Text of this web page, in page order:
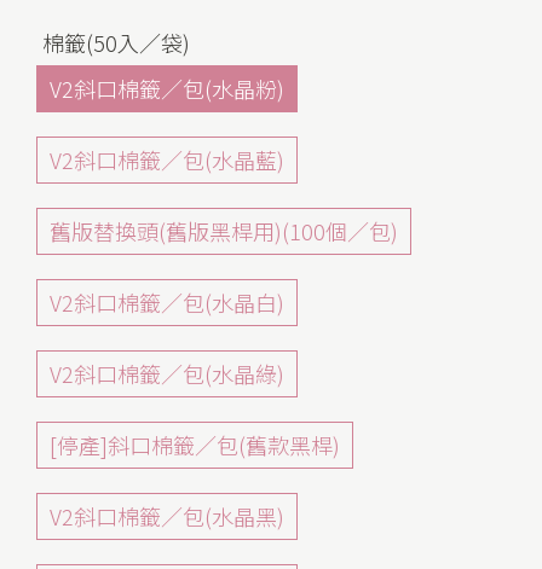
棉籤(50入／袋)
V2斜口棉籤／包(水晶粉)
V2斜口棉籤／包(水晶藍)
舊版替換頭(舊版黑桿用)(100個／包)
V2斜口棉籤／包(水晶白)
V2斜口棉籤／包(水晶綠)
[停產]斜口棉籤／包(舊款黑桿)
V2斜口棉籤／包(水晶黑)